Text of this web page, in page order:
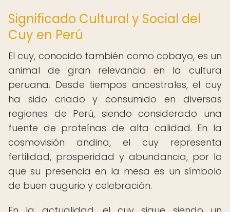
Significado Cultural y Social del
Cuy en Perú
El cuy, conocido también como cobayo, es un
animal de gran relevancia en la cultura
peruana. Desde tiempos ancestrales, el cuy
ha sido criado y consumido en diversas
regiones de Perú, siendo considerado una
fuente de proteínas de alta calidad. En la
cosmovisión andina, el cuy representa
fertilidad, prosperidad y abundancia, por lo
que su presencia en la mesa es un símbolo
de buen augurio y celebración.